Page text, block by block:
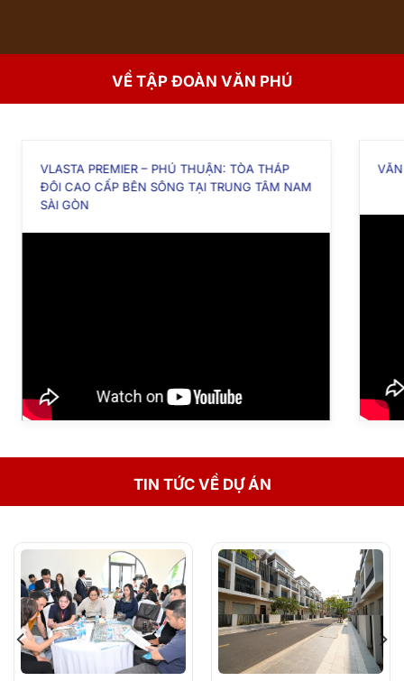
VỀ TẬP ĐOÀN VĂN PHÚ
VLASTA PREMIER – PHÚ THUẬN: TÒA THÁP
ĐÔI CAO CẤP BÊN SÔNG TẠI TRUNG TÂM NAM
SÀI GÒN
VĂN
TIN TỨC VỀ DỰ ÁN